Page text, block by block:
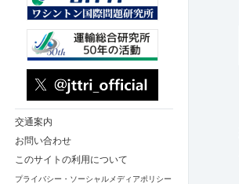
交通案内
お問い合わせ
このサイトの利用について
プライバシー・ソーシャルメディアポリシー